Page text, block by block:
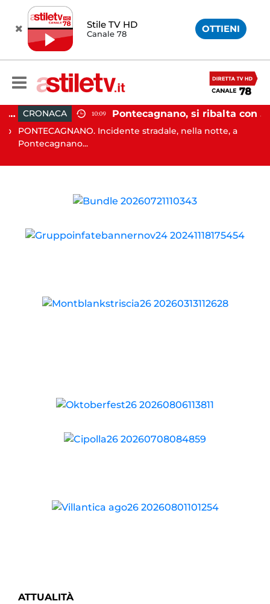
Stile TV HD
Canale 78 OTTIENI
Sant'Antimo, tenta di truffare anziana: 16enne denunciato dai carabinieri CRONACA 10:09 Pontecagnano, si ribalta con l'auto alla rotatoria: giovane ferito
PONTECAGNANO. Incidente stradale, nella notte, a
Pontecagnano...
ATTUALITÀ